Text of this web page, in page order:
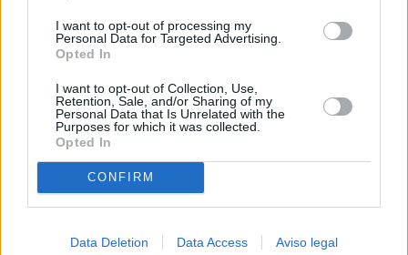
I want to opt-out of processing my
Personal Data for Targeted Advertising.
Opted In
I want to opt-out of Collection, Use,
Retention, Sale, and/or Sharing of my
Personal Data that Is Unrelated with the
Purposes for which it was collected.
Opted In
CONFIRM
Data Deletion Data Access Aviso legal